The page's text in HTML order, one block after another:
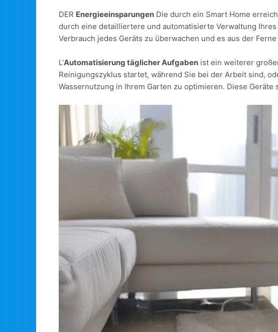
DER Energieeinsparungen Die durch ein Smart Home
durch eine detailliertere und automatisierte Verwaltung
Verbrauch jedes Geräts zu überwachen und es aus der
L‘Automatisierung täglicher Aufgaben ist ein weiterer
Reinigungszyklus startet, während Sie bei der Arbeit sind,
Wassernutzung in Ihrem Garten zu optimieren. Diese